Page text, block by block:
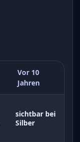
Vor 10
Jahren
sichtbar bei
Silber